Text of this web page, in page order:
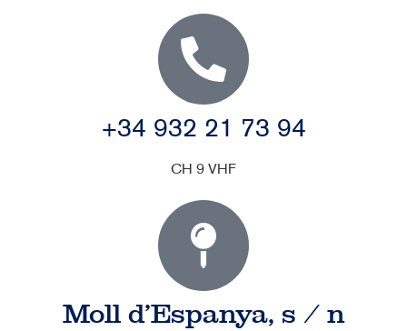
+34 932 21 73 94
CH 9 VHF
Moll d'Espanya, s / n